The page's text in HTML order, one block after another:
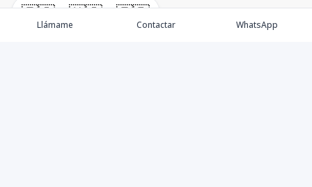
🇪🇸 🇺🇸 🇫🇷
Llámame Contactar WhatsApp